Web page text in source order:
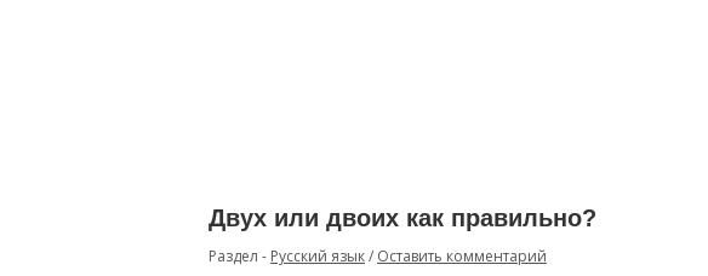
Двух или двоих как правильно?
Раздел - Русский язык/ Оставить комментарий